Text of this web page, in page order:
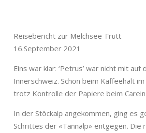
Reise­bericht zur Melch­see-Frutt
16.September 2021
Eins war klar: ‘Petrus’ war nicht mit
Inner­schweiz. Schon beim Kaf­fee­halt
trotz Kon­trolle der Papiere beim
In der Stöck­alp angekom­men, ging es
Schrittes der «Tan­nalp» ent­ge­gen.